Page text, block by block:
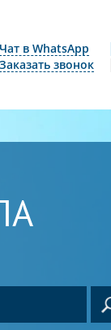
Чат в WhatsApp
Заказать звонок